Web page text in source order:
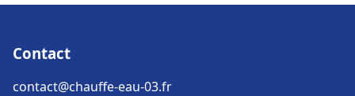
Contact
contact@chauffe-eau-03.fr